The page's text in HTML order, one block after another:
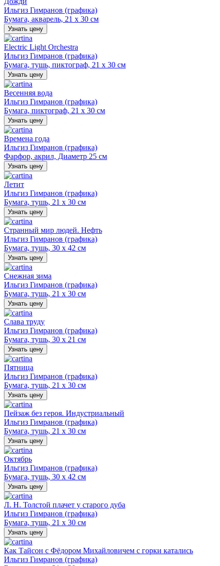
Ильгиз Гимранов (графика)
Бумага, акварель, 21 х 30 см
Узнать цену
Electric Light Orchestra
Ильгиз Гимранов (графика)
Бумага, тушь, пиктограф, 21 х 30 см
Узнать цену
Весенняя вода
Ильгиз Гимранов (графика)
Бумага, пиктограф, 21 х 30 см
Узнать цену
Времена года
Ильгиз Гимранов (графика)
Фарфор, акрил, Диаметр 25 см
Узнать цену
Летит
Ильгиз Гимранов (графика)
Бумага, тушь, 21 х 30 см
Узнать цену
Странный мир людей. Нефть
Ильгиз Гимранов (графика)
Бумага, тушь, 30 х 42 см
Узнать цену
Снежная зима
Ильгиз Гимранов (графика)
Бумага, тушь, 21 х 30 см
Узнать цену
Слава труду
Ильгиз Гимранов (графика)
Бумага, тушь, 30 х 21 см
Узнать цену
Пятница
Ильгиз Гимранов (графика)
Бумага, тушь, 21 х 30 см
Узнать цену
Пейзаж без героя. Индустриальный
Ильгиз Гимранов (графика)
Бумага, тушь, 21 х 30 см
Узнать цену
Октябрь
Ильгиз Гимранов (графика)
Бумага, тушь, 30 х 42 см
Узнать цену
Л. Н. Толстой плачет у старого дуба
Ильгиз Гимранов (графика)
Бумага, тушь, 21 х 30 см
Узнать цену
Как Тайсон с Фёдором Михайловичем с горки катались
Ильгиз Гимранов (графика)